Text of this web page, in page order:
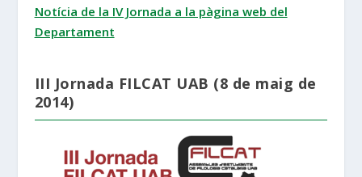
Notícia de la IV Jornada a la pàgina web del
Departament
III Jornada FILCAT UAB (8 de maig de
2014)